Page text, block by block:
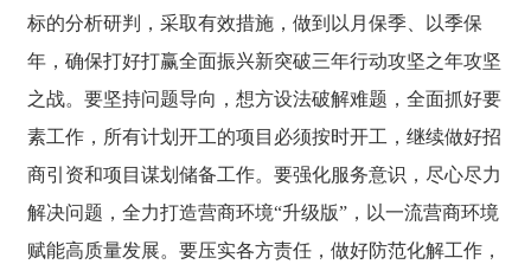
标的分析研判，采取有效措施，做到以月保季、以季保
年，确保打好打赢全面振兴新突破三年行动攻坚之年攻坚
之战。要坚持问题导向，想方设法破解难题，全面抓好要
素工作，所有计划开工的项目必须按时开工，继续做好招
商引资和项目谋划储备工作。要强化服务意识，尽心尽力
解决问题，全力打造营商环境“升级版”，以一流营商环境
赋能高质量发展。要压实各方责任，做好防范化解工作，